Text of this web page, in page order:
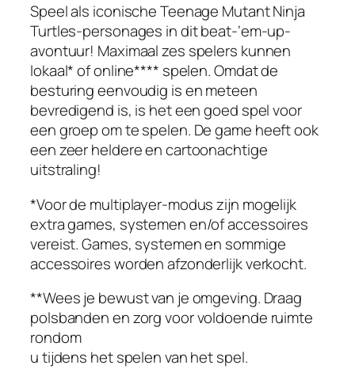
Speel als iconische Teenage Mutant Ninja
Turtles-personages in dit beat-‘em-up-
avontuur! Maximaal zes spelers kunnen
lokaal* of online**** spelen. Omdat de
besturing eenvoudig is en meteen
bevredigend is, is het een goed spel voor
een groep om te spelen. De game heeft ook
een zeer heldere en cartoonachtige
uitstraling!
*Voor de multiplayer-modus zijn mogelijk
extra games, systemen en/of accessoires
vereist. Games, systemen en sommige
accessoires worden afzonderlijk verkocht.
**Wees je bewust van je omgeving. Draag
polsbanden en zorg voor voldoende ruimte
rondom
u tijdens het spelen van het spel.